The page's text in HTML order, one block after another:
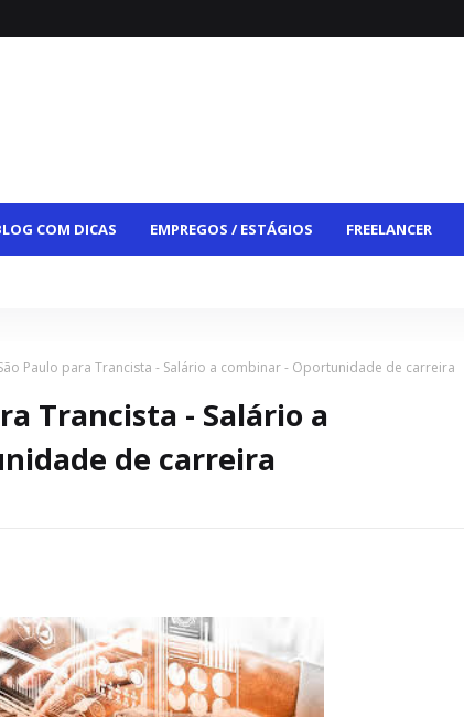
COM DICAS EMPREGOS / ESTÁGIOS FREELANCER
Paulo para Trancista - Salário a combinar - Oportunidade de carreira
Trancista - Salário a
de carreira